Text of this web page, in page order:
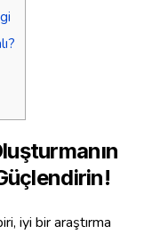
iyi bir araştırma